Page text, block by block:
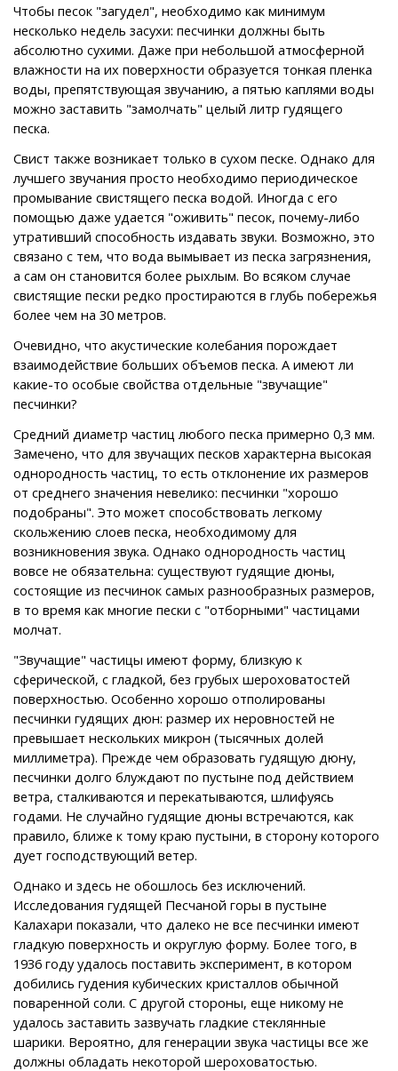
Чтобы песок "загудел", необходимо как минимум
несколько недель засухи: песчинки должны быть
абсолютно сухими. Даже при небольшой атмосферной
влажности на их поверхности образуется тонкая пленка
воды, препятствующая звучанию, а пятью каплями воды
можно заставить "замолчать" целый литр гудящего
песка.
Свист также возникает только в сухом песке. Однако для
лучшего звучания просто необходимо периодическое
промывание свистящего песка водой. Иногда с его
помощью даже удается "оживить" песок, почему-либо
утративший способность издавать звуки. Возможно, это
связано с тем, что вода вымывает из песка загрязнения,
а сам он становится более рыхлым. Во всяком случае
свистящие пески редко простираются в глубь побережья
более чем на 30 метров.
Очевидно, что акустические колебания порождает
взаимодействие больших объемов песка. А имеют ли
какие-то особые свойства отдельные "звучащие"
песчинки?
Средний диаметр частиц любого песка примерно 0,3 мм.
Замечено, что для звучащих песков характерна высокая
однородность частиц, то есть отклонение их размеров
от среднего значения невелико: песчинки "хорошо
подобраны". Это может способствовать легкому
скольжению слоев песка, необходимому для
возникновения звука. Однако однородность частиц
вовсе не обязательна: существуют гудящие дюны,
состоящие из песчинок самых разнообразных размеров,
в то время как многие пески с "отборными" частицами
молчат.
"Звучащие" частицы имеют форму, близкую к
сферической, с гладкой, без грубых шероховатостей
поверхностью. Особенно хорошо отполированы
песчинки гудящих дюн: размер их неровностей не
превышает нескольких микрон (тысячных долей
миллиметра). Прежде чем образовать гудящую дюну,
песчинки долго блуждают по пустыне под действием
ветра, сталкиваются и перекатываются, шлифуясь
годами. Не случайно гудящие дюны встречаются, как
правило, ближе к тому краю пустыни, в сторону которого
дует господствующий ветер.
Однако и здесь не обошлось без исключений.
Исследования гудящей Песчаной горы в пустыне
Калахари показали, что далеко не все песчинки имеют
гладкую поверхность и округлую форму. Более того, в
1936 году удалось поставить эксперимент, в котором
добились гудения кубических кристаллов обычной
поваренной соли. С другой стороны, еще никому не
удалось заставить зазвучать гладкие стеклянные
шарики. Вероятно, для генерации звука частицы все же
должны обладать некоторой шероховатостью.